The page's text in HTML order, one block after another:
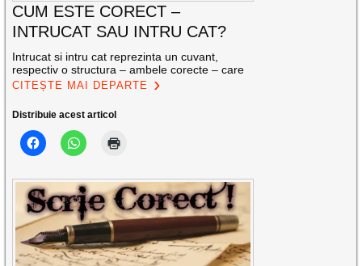
CUM ESTE CORECT –
INTRUCAT SAU INTRU CAT?
Intrucat si intru cat reprezinta un cuvant,
respectiv o structura – ambele corecte – care
CITEȘTE MAI DEPARTE
Distribuie acest articol